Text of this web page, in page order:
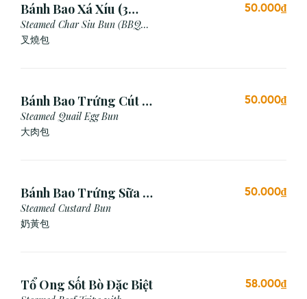
Bánh Bao Xá Xíu (3
Cái)
Steamed Char Siu Bun (BBQ
Pork Bun)
叉燒包
50.000₫
Bánh Bao Trứng Cút (3
Cái)
Steamed Quail Egg Bun
大肉包
50.000₫
Bánh Bao Trứng Sữa (3
Cái)
Steamed Custard Bun
奶黃包
50.000₫
Tổ Ong Sốt Bò Đặc Biệt 58.000₫